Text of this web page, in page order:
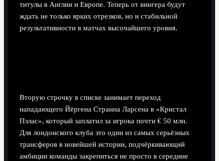
титулы в Англии и Европе. Теперь от вингера будут
ждать не только ярких отрезков, но и стабильной
результативности в матчах высочайшего уровня.
Вторую строчку в списке занимает переход
нападающего Йёргена Странна Ларсена в «Кристал
Пэлас», который заплатил за игрока почти € 50 млн.
Для лондонского клуба это один из самых серьёзных
трансферов в новейшей истории, подчёркивающий
амбиции команды закрепиться не просто в середине